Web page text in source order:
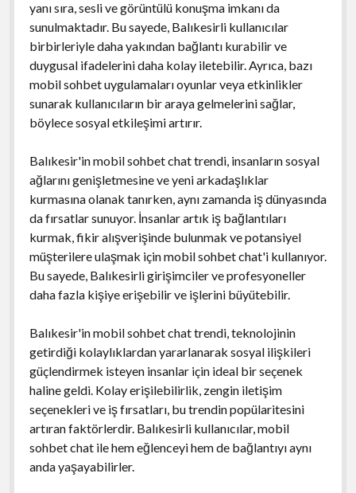
yanı sıra, sesli ve görüntülü konuşma imkanı da
sunulmaktadır. Bu sayede, Balıkesirli kullanıcılar
birbirleriyle daha yakından bağlantı kurabilir ve
duygusal ifadelerini daha kolay iletebilir. Ayrıca, bazı
mobil sohbet uygulamaları oyunlar veya etkinlikler
sunarak kullanıcıların bir araya gelmelerini sağlar,
böylece sosyal etkileşimi artırır.
Balıkesir'in mobil sohbet chat trendi, insanların sosyal
ağlarını genişletmesine ve yeni arkadaşlıklar
kurmasına olanak tanırken, aynı zamanda iş dünyasında
da fırsatlar sunuyor. İnsanlar artık iş bağlantıları
kurmak, fikir alışverişinde bulunmak ve potansiyel
müşterilere ulaşmak için mobil sohbet chat'i kullanıyor.
Bu sayede, Balıkesirli girişimciler ve profesyoneller
daha fazla kişiye erişebilir ve işlerini büyütebilir.
Balıkesir'in mobil sohbet chat trendi, teknolojinin
getirdiği kolaylıklardan yararlanarak sosyal ilişkileri
güçlendirmek isteyen insanlar için ideal bir seçenek
haline geldi. Kolay erişilebilirlik, zengin iletişim
seçenekleri ve iş fırsatları, bu trendin popülaritesini
artıran faktörlerdir. Balıkesirli kullanıcılar, mobil
sohbet chat ile hem eğlenceyi hem de bağlantıyı aynı
anda yaşayabilirler.